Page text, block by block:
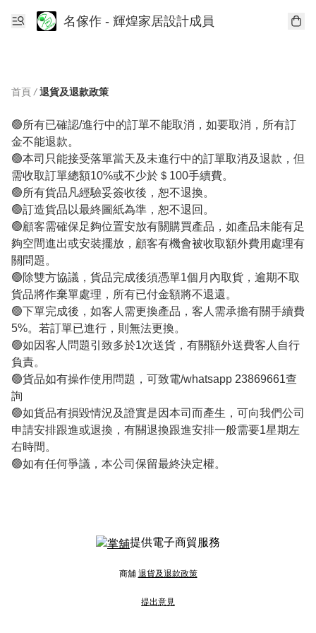
名傢作 - 輝煌家居設計成員
首頁 / 退貨及退款政策
🟢所有已確認/進行中的訂單不能取消，如要取消，所有訂
金不能退款。
🟢本司只能接受落單當天及未進行中的訂單取消及退款，但
需收取訂單總額10%或不少於＄100手續費。
🟢所有貨品凡經驗妥簽收後，恕不退換。
🟢訂造貨品以最終圖紙為準，恕不退回。
🟢顧客需確保足夠位置安放有關購買產品，如產品未能有足
夠空間進出或安裝擺放，顧客有機會被收取額外費用處理有
關問題。
🟢除雙方協議，貨品完成後須憑單1個月內取貨，逾期不取
貨品將作棄單處理，所有已付金額將不退還。
🟢下單完成後，如客人需更換產品，客人需承擔有關手續費
5%。若訂單已進行，則無法更換。
🟢如因客人問題引致多於1次送貨，有關額外送費客人自行
負責。
🟢貨品如有操作使用問題，可致電/whatsapp 23869661查
詢
🟢如貨品有損毀情況及證實是因本司而產生，可向我們公司
申請安排跟進或退換，有關退換跟進安排一般需要1星期左
右時間。
🟢如有任何爭議，本公司保留最終決定權。
提供電子商貿服務
商舖 退貨及退款政策
提出意見